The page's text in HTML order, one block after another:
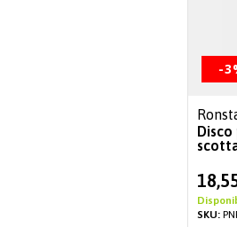
-
Special
Price
SKU: